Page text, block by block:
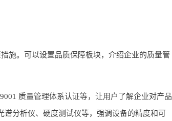
施。可以设置品质保障板块，介绍企业的质量管
质量管理体系认证等，让用户了解企业对产品
分析仪、硬度测试仪等，强调设备的精度和可